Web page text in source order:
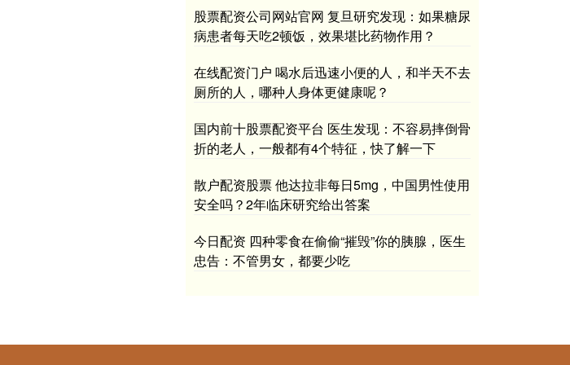
股票配资公司网站官网 复旦研究发现：如果糖尿
病患者每天吃2顿饭，效果堪比药物作用？
在线配资门户 喝水后迅速小便的人，和半天不去
厕所的人，哪种人身体更健康呢？
国内前十股票配资平台 医生发现：不容易摔倒骨
折的老人，一般都有4个特征，快了解一下
散户配资股票 他达拉非每日5mg，中国男性使用
安全吗？2年临床研究给出答案
今日配资 四种零食在偷偷“摧毁”你的胰腺，医生
忠告：不管男女，都要少吃